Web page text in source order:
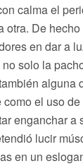
calma el
otra. De
en dar a
solo la
alguna
el uso
enganchar a
lucir
en un